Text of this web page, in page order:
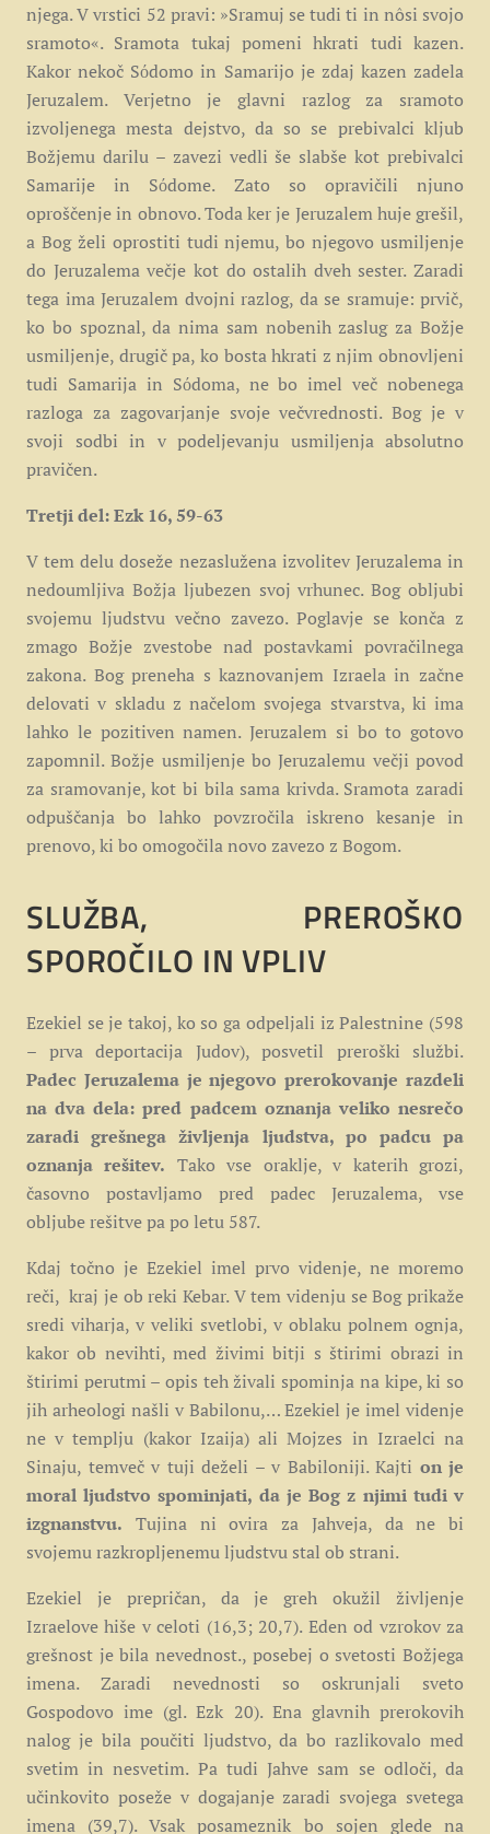
njega. V vrstici 52 pravi: »Sramuj se tudi ti in nôsi svojo
sramoto«. Sramota tukaj pomeni hkrati tudi kazen.
Kakor nekoč Sόdomo in Samarijo je zdaj kazen zadela
Jeruzalem. Verjetno je glavni razlog za sramoto
izvoljenega mesta dejstvo, da so se prebivalci kljub
Božjemu darilu – zavezi vedli še slabše kot prebivalci
Samarije in Sόdome. Zato so opravičili njuno
oproščenje in obnovo. Toda ker je Jeruzalem huje grešil,
a Bog želi oprostiti tudi njemu, bo njegovo usmiljenje
do Jeruzalema večje kot do ostalih dveh sester. Zaradi
tega ima Jeruzalem dvojni razlog, da se sramuje: prvič,
ko bo spoznal, da nima sam nobenih zaslug za Božje
usmiljenje, drugič pa, ko bosta hkrati z njim obnovljeni
tudi Samarija in Sόdoma, ne bo imel več nobenega
razloga za zagovarjanje svoje večvrednosti. Bog je v
svoji sodbi in v podeljevanju usmiljenja absolutno
pravičen.
Tretji del: Ezk 16, 59-63
V tem delu doseže nezaslužena izvolitev Jeruzalema in
nedoumljiva Božja ljubezen svoj vrhunec. Bog obljubi
svojemu ljudstvu večno zavezo. Poglavje se konča z
zmago Božje zvestobe nad postavkami povračilnega
zakona. Bog preneha s kaznovanjem Izraela in začne
delovati v skladu z načelom svojega stvarstva, ki ima
lahko le pozitiven namen. Jeruzalem si bo to gotovo
zapomnil. Božje usmiljenje bo Jeruzalemu večji povod
za sramovanje, kot bi bila sama krivda. Sramota zaradi
odpuščanja bo lahko povzročila iskreno kesanje in
prenovo, ki bo omogočila novo zavezo z Bogom.
SLUŽBA, PREROŠKO
SPOROČILO IN VPLIV
Ezekiel se je takoj, ko so ga odpeljali iz Palestnine (598
– prva deportacija Judov), posvetil preroški službi.
Padec Jeruzalema je njegovo prerokovanje razdeli
na dva dela: pred padcem oznanja veliko nesrečo
zaradi grešnega življenja ljudstva, po padcu pa
oznanja rešitev. Tako vse oraklje, v katerih grozi,
časovno postavljamo pred padec Jeruzalema, vse
obljube rešitve pa po letu 587.
Kdaj točno je Ezekiel imel prvo videnje, ne moremo
reči, kraj je ob reki Kebar. V tem videnju se Bog prikaže
sredi viharja, v veliki svetlobi, v oblaku polnem ognja,
kakor ob nevihti, med živimi bitji s štirimi obrazi in
štirimi perutmi – opis teh živali spominja na kipe, ki so
jih arheologi našli v Babilonu,… Ezekiel je imel videnje
ne v templju (kakor Izaija) ali Mojzes in Izraelci na
Sinaju, temveč v tuji deželi – v Babiloniji. Kajti on je
moral ljudstvo spominjati, da je Bog z njimi tudi v
izgnanstvu. Tujina ni ovira za Jahveja, da ne bi
svojemu razkropljenemu ljudstvu stal ob strani.
Ezekiel je prepričan, da je greh okužil življenje
Izraelove hiše v celoti (16,3; 20,7). Eden od vzrokov za
grešnost je bila nevednost., posebej o svetosti Božjega
imena. Zaradi nevednosti so oskrunjali sveto
Gospodovo ime (gl. Ezk 20). Ena glavnih prerokovih
nalog je bila poučiti ljudstvo, da bo razlikovalo med
svetim in nesvetim. Pa tudi Jahve sam se odloči, da
učinkovito poseže v dogajanje zaradi svojega svetega
imena (39,7). Vsak posameznik bo sojen glede na